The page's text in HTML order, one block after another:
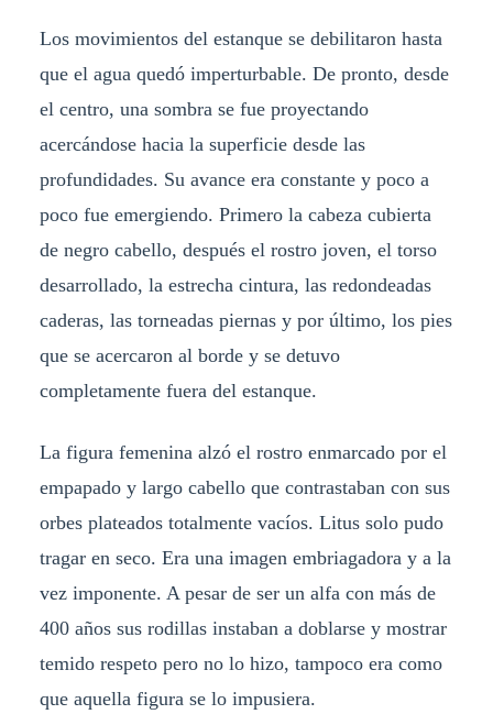
Los movimientos del estanque se debilitaron hasta
que el agua quedó imperturbable. De pronto, desde
el centro, una sombra se fue proyectando
acercándose hacia la superficie desde las
profundidades. Su avance era constante y poco a
poco fue emergiendo. Primero la cabeza cubierta
de negro cabello, después el rostro joven, el torso
desarrollado, la estrecha cintura, las redondeadas
caderas, las torneadas piernas y por último, los pies
que se acercaron al borde y se detuvo
completamente fuera del estanque.
La figura femenina alzó el rostro enmarcado por el
empapado y largo cabello que contrastaban con sus
orbes plateados totalmente vacíos. Litus solo pudo
tragar en seco. Era una imagen embriagadora y a la
vez imponente. A pesar de ser un alfa con más de
400 años sus rodillas instaban a doblarse y mostrar
temido respeto pero no lo hizo, tampoco era como
que aquella figura se lo impusiera.